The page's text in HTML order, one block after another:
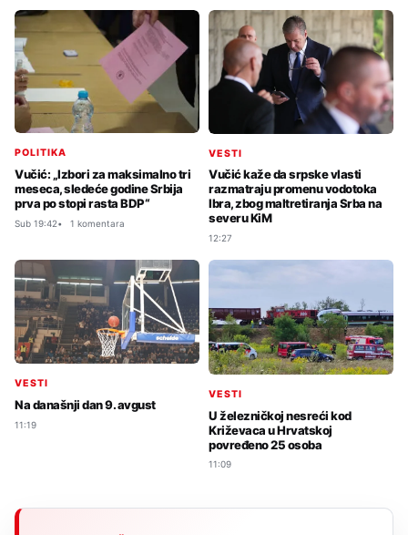
POLITIKA
Vučić: „Izbori za maksimalno tri
meseca, sledeće godine Srbija
prva po stopi rasta BDP“
Sub 19:42 1 komentara
VESTI
Vučić kaže da srpske vlasti
razmatraju promenu vodotoka
Ibra, zbog maltretiranja Srba na
severu KiM
12:27
VESTI
Na današnji dan 9. avgust
11:19
VESTI
U železničkoj nesreći kod
Križevaca u Hrvatskoj
povređeno 25 osoba
11:09